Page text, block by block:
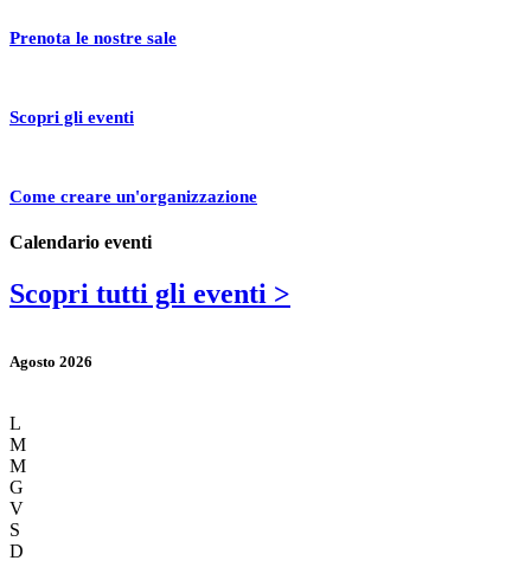
Prenota le nostre sale
Scopri gli eventi
Come creare un'organizzazione
Calendario eventi
Scopri tutti gli eventi >
Agosto 2026
L
M
M
G
V
S
D